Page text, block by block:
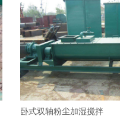
卧式双轴粉尘加湿搅拌